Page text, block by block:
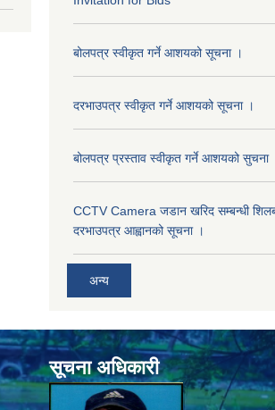
बोलपत्र स्वीकृत गर्ने आशयको सूचना ।
दरभाउपत्र स्वीकृत गर्ने आशयको सूचना ।
बोलपत्र प्रस्ताव स्वीकृत गर्ने आशयको सुचना
CCTV Camera जडान खरिद सम्बन्धी
दरभाउपत्र आह्वानको सूचना ।
अन्य
सूचना अधिकारी